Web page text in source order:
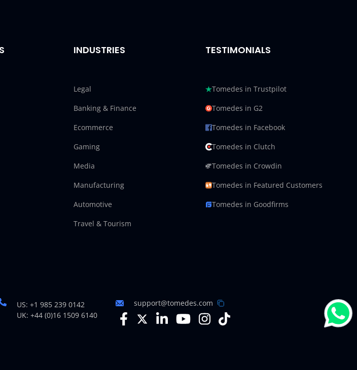
INDUSTRIES
Legal
Banking & Finance
Ecommerce
Gaming
Media
Manufacturing
Automotive
Travel & Tourism
TESTIMONIALS
Tomedes in Trustpilot
Tomedes in G2
Tomedes in Facebook
Tomedes in Clutch
Tomedes in Crowdin
Tomedes in Featured Customers
Tomedes in Goodfirms
US: +1 985 239 0142
UK: +44 (0)16 1509 6140
support@tomedes.com